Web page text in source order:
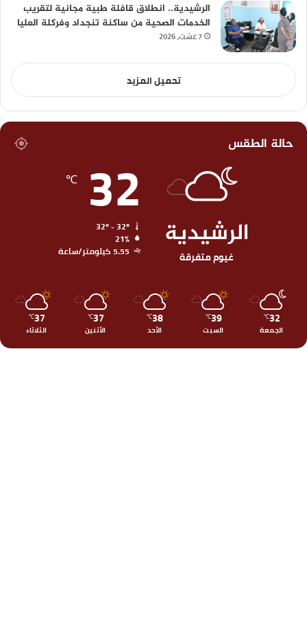
الرشيدية.. انطلاق قافلة طبية مجانية لتقريب
الخدمات الصحية من ساكنة تنجداد وفركلة العليا
7 غشت، 2026
تحميل المزيد
حالة الطقس
الرشيدية
غيوم متفرقة
32
℃
21%
5.55 كيلومتر/ساعة
32
℃
الجمعة
39
℃
السبت
38
℃
الأحد
37
℃
الأثنين
37
℃
الثلاثاء